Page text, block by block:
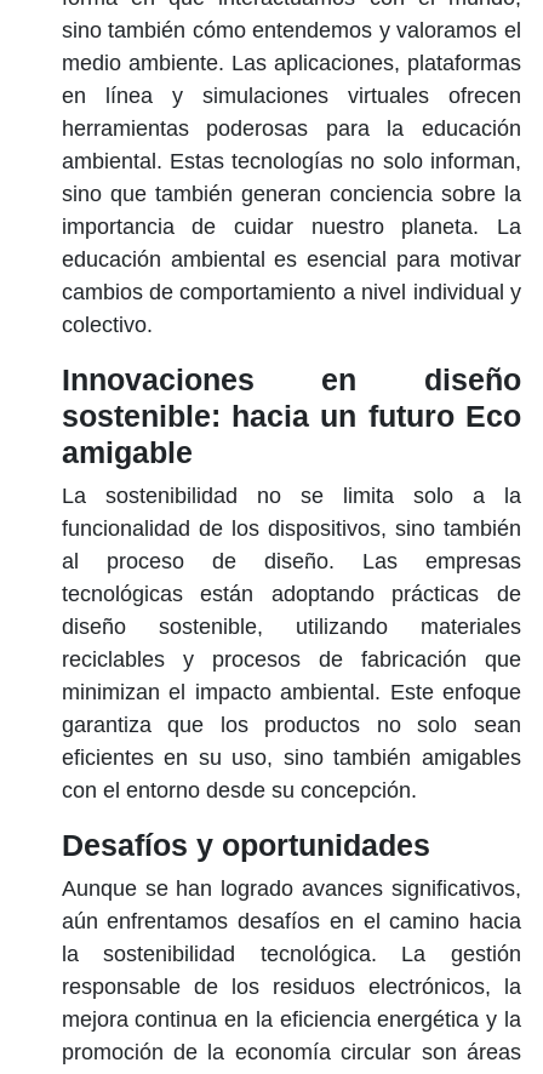
sino también cómo entendemos y valoramos el
medio ambiente. Las aplicaciones, plataformas
en línea y simulaciones virtuales ofrecen
herramientas poderosas para la educación
ambiental. Estas tecnologías no solo informan,
sino que también generan conciencia sobre la
importancia de cuidar nuestro planeta. La
educación ambiental es esencial para motivar
cambios de comportamiento a nivel individual y
colectivo.
Innovaciones en diseño
sostenible: hacia un futuro Eco
amigable
La sostenibilidad no se limita solo a la
funcionalidad de los dispositivos, sino también
al proceso de diseño. Las empresas
tecnológicas están adoptando prácticas de
diseño sostenible, utilizando materiales
reciclables y procesos de fabricación que
minimizan el impacto ambiental. Este enfoque
garantiza que los productos no solo sean
eficientes en su uso, sino también amigables
con el entorno desde su concepción.
Desafíos y oportunidades
Aunque se han logrado avances significativos,
aún enfrentamos desafíos en el camino hacia
la sostenibilidad tecnológica. La gestión
responsable de los residuos electrónicos, la
mejora continua en la eficiencia energética y la
promoción de la economía circular son áreas